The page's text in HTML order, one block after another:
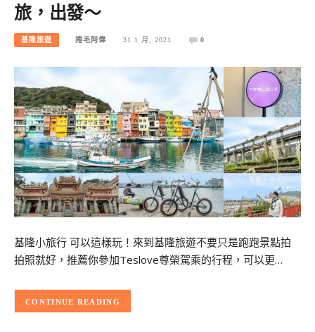
旅，出發～
基隆旅遊 捲毛阿偉 31 1 月, 2021 0
基隆小旅行 可以這樣玩！來到基隆旅遊不要只是跑跑景點拍
拍照就好，推薦你參加Teslove尊榮駕乘的行程，可以更…
CONTINUE READING